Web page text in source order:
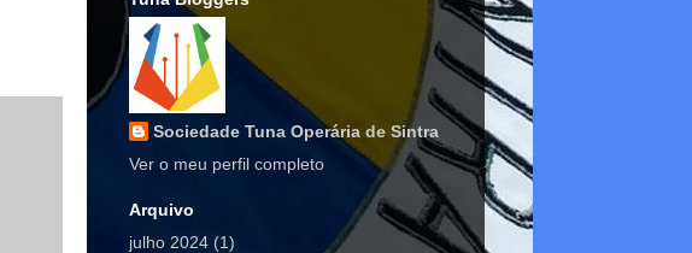
Sociedade Tuna Operária de Sintra
Ver o meu perfil completo
Arquivo
julho 2024 (1)